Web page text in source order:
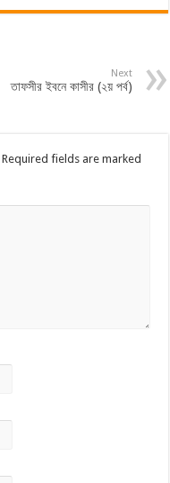
Next
তাফসীর ইবনে কাসীর (২য় পর্ব)
Required fields are marked